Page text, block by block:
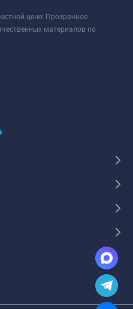
цене! Прозрачное
материалов по